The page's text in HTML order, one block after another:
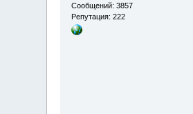
Сообщений: 3857
Репутация: 222